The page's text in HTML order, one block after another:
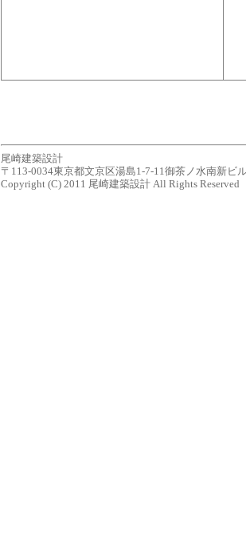
尾崎建築設計
〒113-0034東京都文京区湯島1-7-11御茶ノ水南新ビ
Copyright (C) 2011 尾崎建築設計 All Rights Reserved